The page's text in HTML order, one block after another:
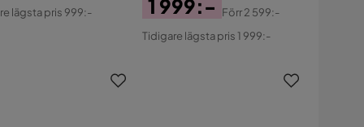
lägsta pris 999:-
Pris
1 999:-
Original
Förr2 599:-
Tidigare lägsta pris 1 999:-